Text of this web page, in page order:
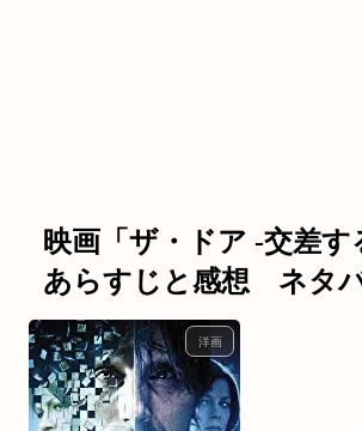
映画「ザ・ドア ‐交差す
あらすじと感想 ネタ
洋画